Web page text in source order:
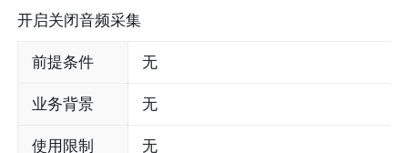
开启关闭音频采集
前提条件 无
业务背景 无
使用限制 无